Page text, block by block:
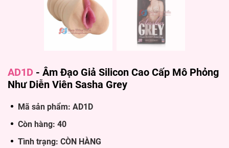
AD1D - Âm Đạo Giả Silicon Cao Cấp Mô Phỏng
Như Diễn Viên Sasha Grey
Mã sản phẩm: AD1D
Còn hàng: 40
Tình trạng: CÒN HÀNG